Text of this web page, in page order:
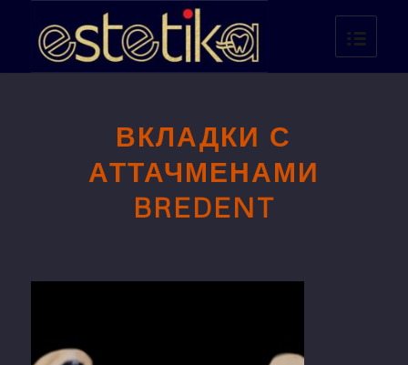
ВКЛАДКИ С
АТТАЧМЕНАМИ
BREDENT